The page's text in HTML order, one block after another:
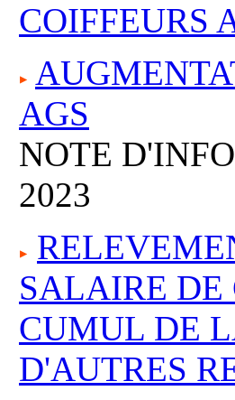
COIFFEURS
AGS
NOTE
2023
SALAIRE DE
CUMUL DE
D'AUTRES